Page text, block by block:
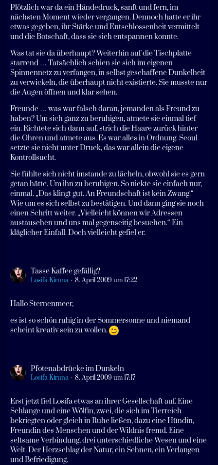
Plötzlich war da ein Händedruck, sanft und fern, im
nächsten Moment wieder vergangen. Dennoch hatte er ihr
etwas gegeben, ihr Stärke und Entschlossenheit vermittelt
und die Botschaft, dass sie sich entspannen konnte.
Was tat sie da überhaupt? Weiterhin auf die Tischplatte
starrend … Tatsächlich schien sie sich im eigenen
Spinnennetz zu verfangen, in selbst geschaffene Dunkelheit
zu verwickeln, die überhaupt nicht existierte. Sie musste nur
die Augen öffnen und klar sehen.
Freunde … was war falsch daran, jemanden als Freund zu
haben? Um sich ganz zu beruhigen, atmete sie einmal tief
ein. Richtete sich dann auf, strich die Haare zurück hinter
die Ohren und atmete aus. Es war alles in Ordnung. Seoul
setzte sie nicht unter Druck, das war allein die eigene
Kontrollsucht.
Sie fühlte sich nicht imstande zu lächeln, obwohl sie es gern
getan hätte. Um ihn zu beruhigen. So nickte sie einfach nur,
einmal. „Das klingt gut. An Freundschaft ist kein Zwang.“
Wie um es sich selbst zu bestätigen. Und dann ging sie noch
einen Schritt weiter. „Vielleicht können wir Adressen
austauschen und uns mal gegenseitig besuchen.“ Ein
kläglicher Einfall. Doch vielleicht gefiel er.
Tasse Kaffee gefällig?
Losifa Kiruna 8. April 2009 um 17:22
Hallo Sternenmeer,
es ist so schön ruhig in der Sommersonne und niemand
scheint kreativ sein zu wollen.
Pfotenabdrücke im Dunkeln
Losifa Kiruna 8. April 2009 um 17:17
Erst jetzt fiel Losifa etwas an ihrer Gesellschaft auf. Eine
Schlange und eine Wölfin, zwei, die sich im Tierreich
bekriegten oder gleich in Ruhe ließen, dazu eine Hündin,
Freundin des Menschen und der Wildnis fremd. Eine
seltsame Verbindung, drei unterschiedliche Wesen und eine
Welt. Der Herzschlag der Natur, ein Sehnen, ein Verlangen
und Befriedigung.